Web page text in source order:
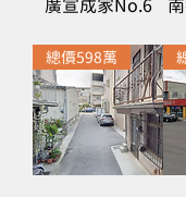
廣宣成家No.6
總價598萬